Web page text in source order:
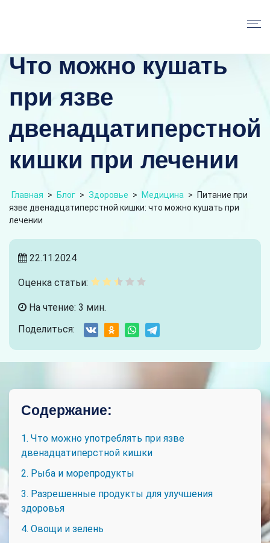
Что можно кушать
при язве
двенадцатиперстной
кишки при лечении
Главная > Блог > Здоровье > Медицина >
Питание при
язве двенадцатиперстной кишки: что можно кушать при
лечении
22.11.2024
Оценка статьи:
На чтение: 3 мин.
Поделиться:
Содержание:
1. Что можно употреблять при язве
двенадцатиперстной кишки
2. Рыба и морепродукты
3. Разрешенные продукты для улучшения
здоровья
4. Овощи и зелень